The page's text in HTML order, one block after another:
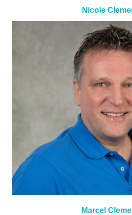
Nicole
Marcel